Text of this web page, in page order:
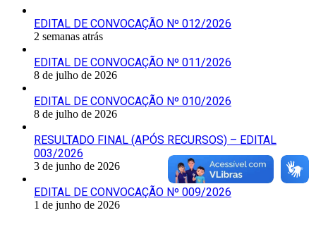
EDITAL DE CONVOCAÇÃO Nº 012/2026
2 semanas atrás
EDITAL DE CONVOCAÇÃO Nº 011/2026
8 de julho de 2026
EDITAL DE CONVOCAÇÃO Nº 010/2026
8 de julho de 2026
RESULTADO FINAL (APÓS RECURSOS) – EDITAL
003/2026
3 de junho de 2026
EDITAL DE CONVOCAÇÃO Nº 009/2026
1 de junho de 2026